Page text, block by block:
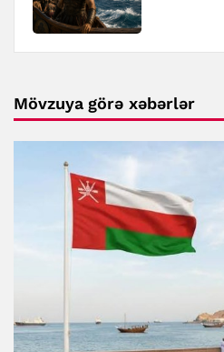
Mövzuya görə xəbərlər